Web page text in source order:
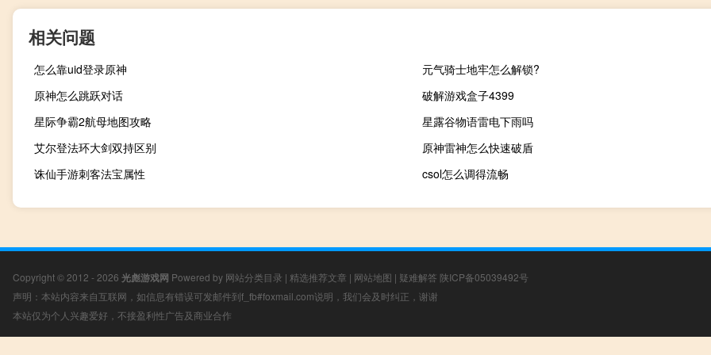
相关问题
怎么靠uid登录原神
元气骑士地牢怎么解锁?
原神怎么跳跃对话
破解游戏盒子4399
星际争霸2航母地图攻略
星露谷物语雷电下雨吗
艾尔登法环大剑双持区别
原神雷神怎么快速破盾
诛仙手游刺客法宝属性
csol怎么调得流畅
Copyright © 2012 - 2026 光彪游戏网 Powered by 网站分类目录 | 精选推荐文章 | 网站地图 | 疑难解答 陕ICP备05039492号
声明：本站内容来自互联网，如信息有错误可发邮件到f_fb#foxmail.com说明，我们会及时纠正，谢谢
本站仅为个人兴趣爱好，不接盈利性广告及商业合作